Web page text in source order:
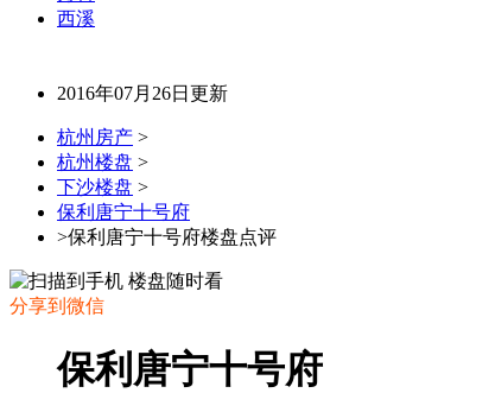
西溪
2016年07月26日更新
杭州房产 >
杭州楼盘 >
下沙楼盘 >
保利唐宁十号府
>保利唐宁十号府楼盘点评
分享到微信
保利唐宁十号府